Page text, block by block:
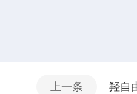
上一条 羟自